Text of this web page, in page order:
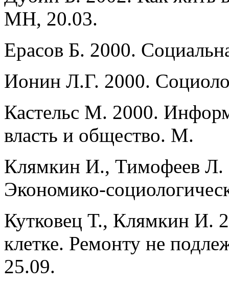
МН, 20.03.
Ерасов Б. 2000.
Ионин Л.Г. 2000.
Кастельс М. 2000.
власть и общество. М.
Клямкин И., Тимофеев Л.
Экономико-
Кутковец Т., Клямкин И.
клетке. Ремонту не
25.09.